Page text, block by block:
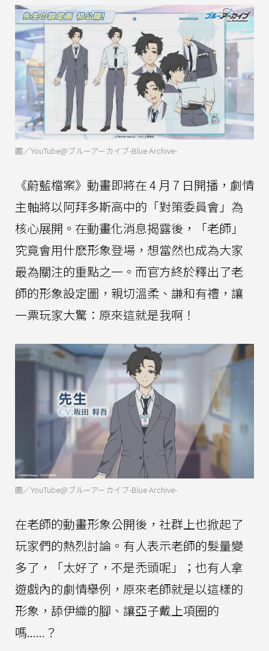
圖／YouTube@ブルーアーカイブ-Blue Archive-
《蔚藍檔案》動畫即將在 4 月 7 日開播，劇情
主軸將以阿拜多斯高中的「對策委員會」為
核心展開。在動畫化消息揭露後，「老師」
究竟會用什麽形象登場，想當然也成為大家
最為關注的重點之一。而官方終於釋出了老
師的形象設定圖，親切溫柔、謙和有禮，讓
一票玩家大驚：原來這就是我啊！
圖／YouTube@ブルーアーカイブ-Blue Archive-
在老師的動畫形象公開後，社群上也掀起了
玩家們的熱烈討論。有人表示老師的髮量變
多了，「太好了，不是禿頭呢」；也有人拿
遊戲內的劇情舉例，原來老師就是以這樣的
形象，舔伊織的腳、讓亞子戴上項圈的
嗎......？